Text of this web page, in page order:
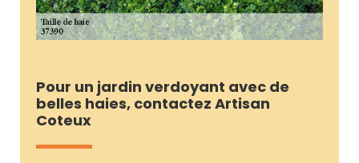
Pour un jardin verdoyant avec de
belles haies, contactez Artisan
Coteux